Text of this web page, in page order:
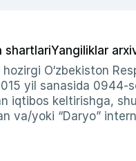
shartlariYangiliklar
O‘zbekiston
yil sanasida 0944-
iqtibos keltirishga,
va/yoki “Daryo”